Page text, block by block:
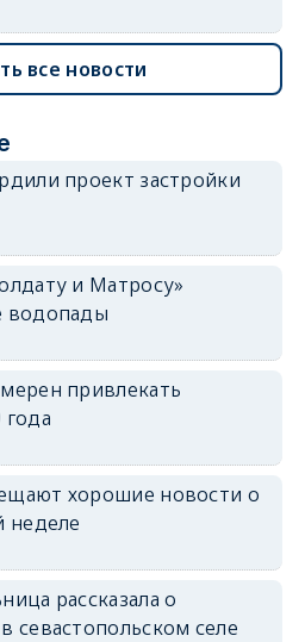
все новости
проект застройки
и Матросу»
водопады
привлекать
хорошие новости о
неделе
рассказала о
севастопольском селе